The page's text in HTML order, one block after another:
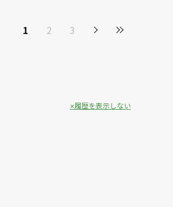
1 2 3
履歴を表示しない